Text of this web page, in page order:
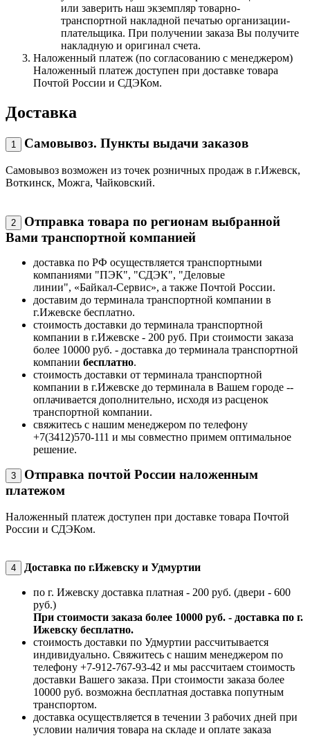
или заверить наш экземпляр товарно-
транспортной накладной печатью организации-
плательщика. При получении заказа Вы получите
накладную и оригинал счета.
Наложенный платеж (по согласованию с менеджером)
Наложенный платеж доступен при доставке товара
Почтой России и СДЭКом.
Доставка
1 Самовывоз. Пункты выдачи заказов
Самовывоз возможен из точек розничных продаж в г.Ижевск,
Воткинск, Можга, Чайковский.
2
Отправка товара по регионам выбранной
Вами транспортной компанией
доставка по РФ осуществляется транспортными
компаниями "ПЭК", "СДЭК", "Деловые
линии", «Байкал-Сервис», а также Почтой России.
доставим до терминала транспортной компании в
г.Ижевске бесплатно.
стоимость доставки до терминала транспортной
компании в г.Ижевске - 200 руб. При стоимости заказа
более 10000 руб. - доставка до терминала транспортной
компании бесплатно.
стоимость доставки от терминала транспортной
компании в г.Ижевске до терминала в Вашем городе --
оплачивается дополнительно, исходя из расценок
транспортной компании.
свяжитесь с нашим менеджером по телефону
+7(3412)570-111 и мы совместно примем оптимальное
решение.
3
Отправка почтой России наложенным
платежом
Наложенный платеж доступен при доставке товара Почтой
России и СДЭКом.
4 Доставка по г.Ижевску и Удмуртии
по г. Ижевску доставка платная - 200 руб. (двери - 600
руб.)
При стоимости заказа более 10000 руб. - доставка по г.
Ижевску бесплатно.
стоимость доставки по Удмуртии рассчитывается
индивидуально. Свяжитесь с нашим менеджером по
телефону +7-912-767-93-42 и мы рассчитаем стоимость
доставки Вашего заказа. При стоимости заказа более
10000 руб. возможна бесплатная доставка попутным
транспортом.
доставка осуществляется в течении 3 рабочих дней при
условии наличия товара на складе и оплате заказа